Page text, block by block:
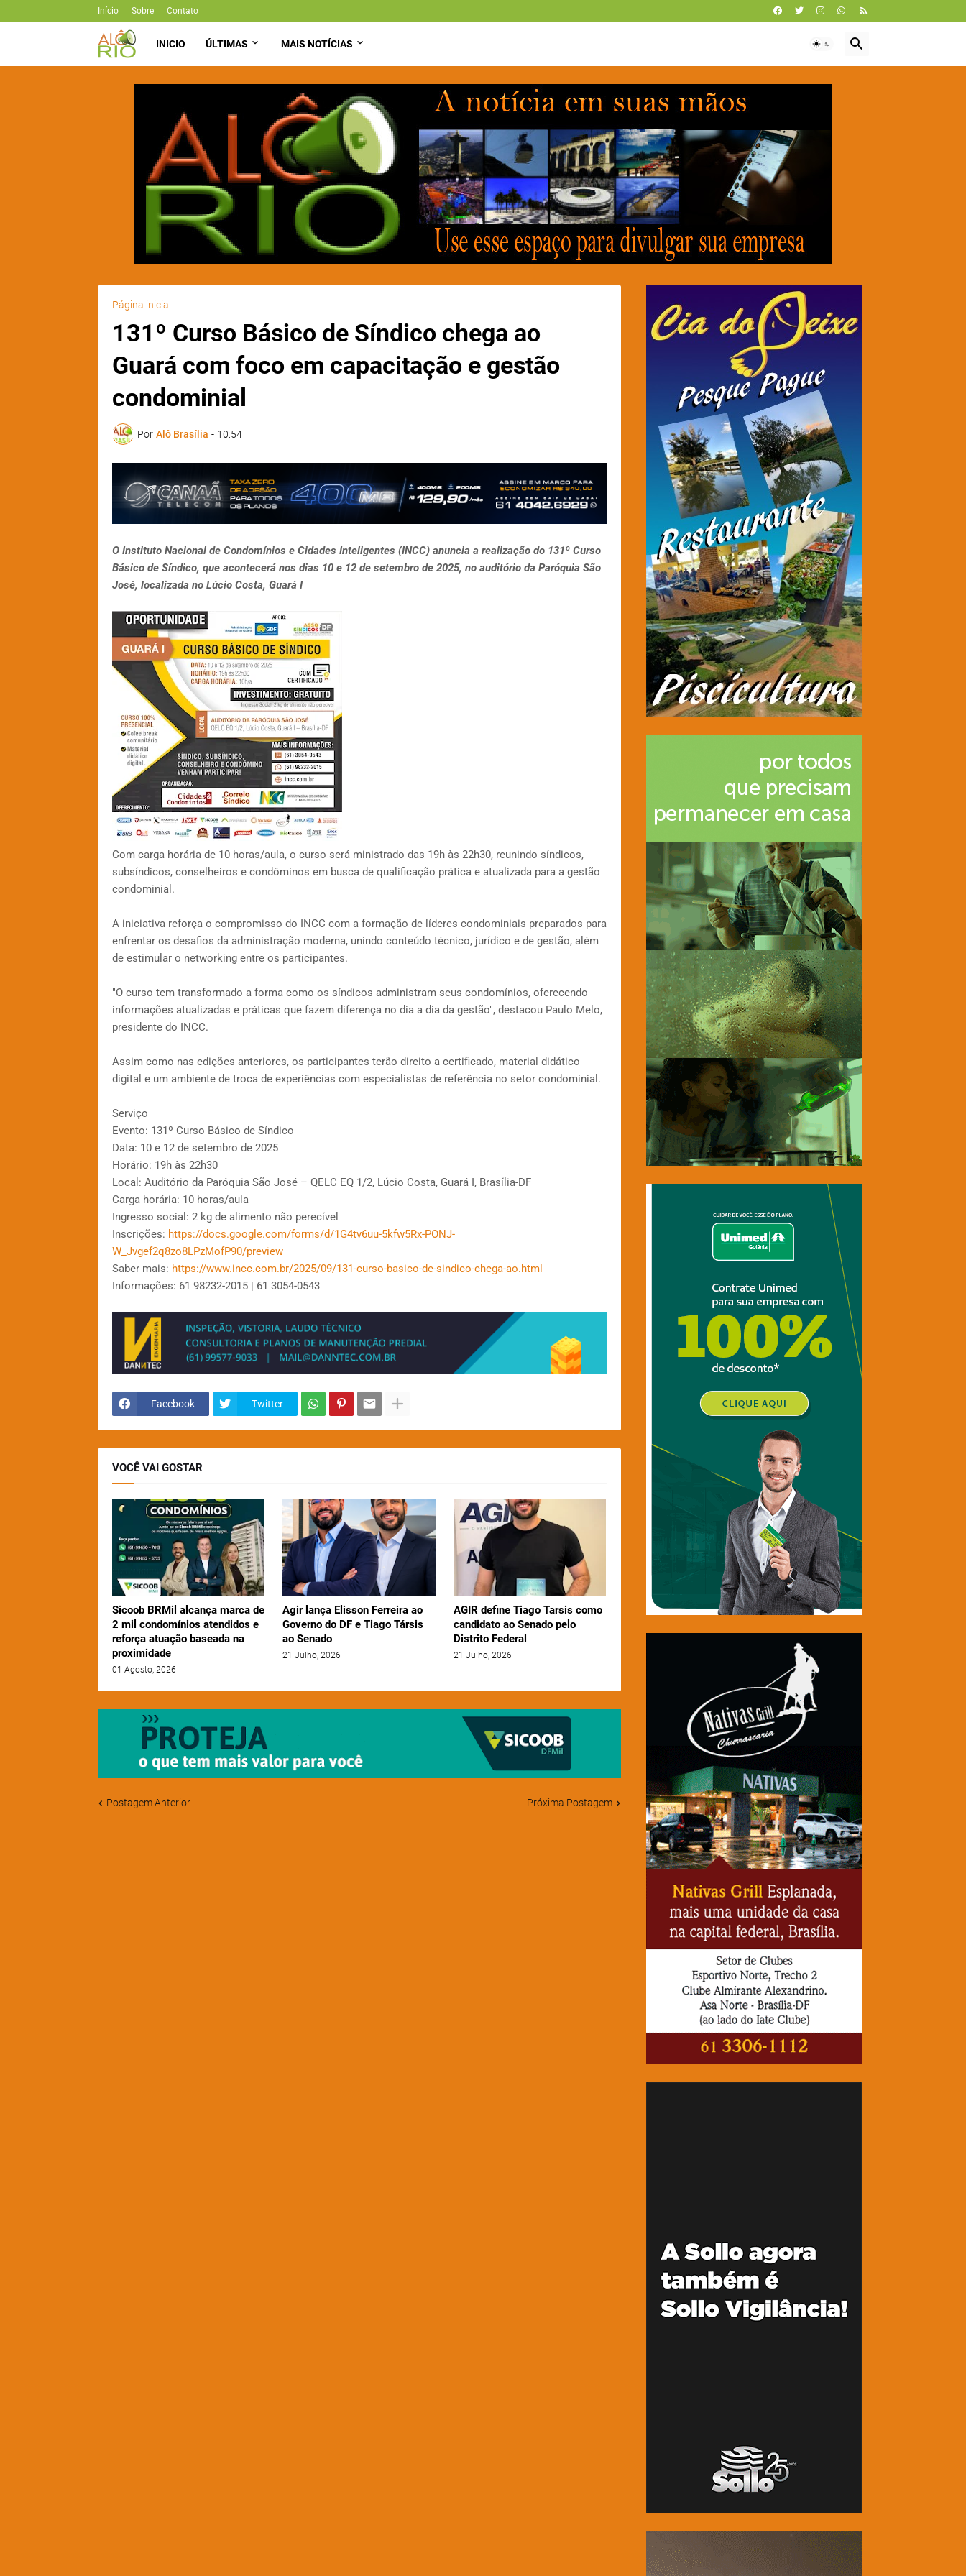
Início Sobre Contato
INICIO ÚLTIMAS MAIS NOTÍCIAS
Página inicial
131º Curso Básico de Síndico chega ao
Guará com foco em capacitação e gestão
condominial
Por Alô Brasília - 10:54
O Instituto Nacional de Condomínios e Cidades Inteligentes (INCC) anuncia a realização do 131º Curso
Básico de Síndico, que acontecerá nos dias 10 e 12 de setembro de 2025, no auditório da Paróquia São
José, localizada no Lúcio Costa, Guará I
Com carga horária de 10 horas/aula, o curso será ministrado das 19h às 22h30, reunindo síndicos,
subsíndicos, conselheiros e condôminos em busca de qualificação prática e atualizada para a gestão
condominial.
A iniciativa reforça o compromisso do INCC com a formação de líderes condominiais preparados para
enfrentar os desafios da administração moderna, unindo conteúdo técnico, jurídico e de gestão, além
de estimular o networking entre os participantes.
"O curso tem transformado a forma como os síndicos administram seus condomínios, oferecendo
informações atualizadas e práticas que fazem diferença no dia a dia da gestão", destacou Paulo Melo,
presidente do INCC.
Assim como nas edições anteriores, os participantes terão direito a certificado, material didático
digital e um ambiente de troca de experiências com especialistas de referência no setor condominial.
Serviço
Evento: 131º Curso Básico de Síndico
Data: 10 e 12 de setembro de 2025
Horário: 19h às 22h30
Local: Auditório da Paróquia São José – QELC EQ 1/2, Lúcio Costa, Guará I, Brasília-DF
Carga horária: 10 horas/aula
Ingresso social: 2 kg de alimento não perecível
Inscrições: https://docs.google.com/forms/d/1G4tv6uu-5kfw5Rx-PONJ-
W_Jvgef2q8zo8LPzMofP90/preview
Saber mais: https://www.incc.com.br/2025/09/131-curso-basico-de-sindico-chega-ao.html
Informações: 61 98232-2015 | 61 3054-0543
Facebook Twitter
VOCÊ VAI GOSTAR
Sicoob BRMil alcança marca de
2 mil condomínios atendidos e
reforça atuação baseada na
proximidade
01 Agosto, 2026
Agir lança Elisson Ferreira ao
Governo do DF e Tiago Társis
ao Senado
21 Julho, 2026
AGIR define Tiago Tarsis como
candidato ao Senado pelo
Distrito Federal
21 Julho, 2026
Postagem Anterior Próxima Postagem